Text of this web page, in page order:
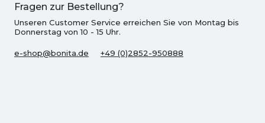
Fragen zur Bestellung?
Unseren Customer Service erreichen Sie von Montag bis
Donnerstag von 10 - 15 Uhr.
e-shop@bonita.de +49 (0)2852-950888